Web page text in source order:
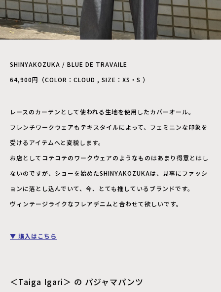
SHINYAKOZUKA / BLUE DE TRAVAILE
64,900円（COLOR：CLOUD , SIZE：XS・S ）
レースのカーテンとして使われる生地を使用したカバーオール。
フレンチワークウェアもテキスタイルによって、フェミニンな印象を
受けるアイテムへと変貌します。
お店としてコテコテのワークウェアのようなものはあまり得意とはし
ないのですが、ショーを始めたSHINYAKOZUKAは、見事にファッシ
ョンに落とし込んでいて、今、とても推しているブランドです。
ヴィンテージライクなフレアデニムと合わせて欲しいです。
▼ 購入はこちら
＜Taiga Igari＞ の パジャマパンツ